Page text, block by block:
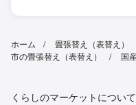
ホーム 畳張替え（表替え）
市の畳張替え（表替え）
国
くらしのマーケットについて